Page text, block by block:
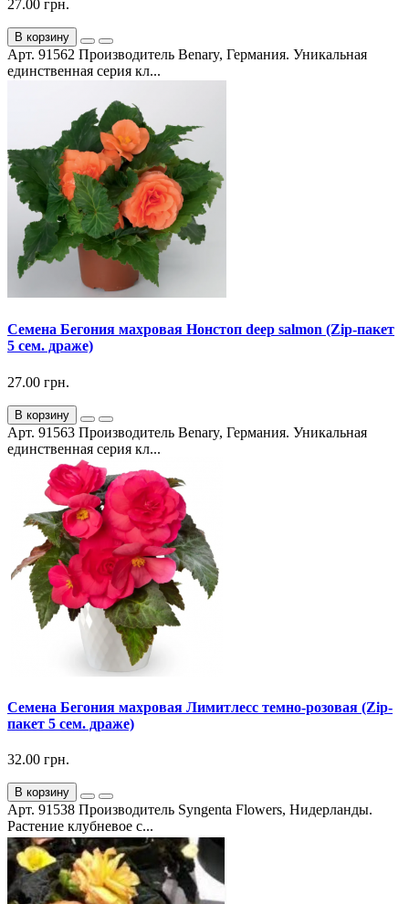
27.00 грн.
В корзину
Арт. 91562 Производитель Benary, Германия. Уникальная
единственная серия кл...
Семена Бегония махровая Нонстоп deep salmon (Zip-пакет
5 сем. драже)
27.00 грн.
В корзину
Арт. 91563 Производитель Benary, Германия. Уникальная
единственная серия кл...
Семена Бегония махровая Лимитлесс темно-розовая (Zip-
пакет 5 сем. драже)
32.00 грн.
В корзину
Арт. 91538 Производитель Syngenta Flowers, Нидерланды.
Растение клубневое с...